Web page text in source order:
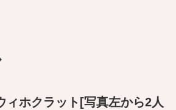
ィホクラット [写真左から2人